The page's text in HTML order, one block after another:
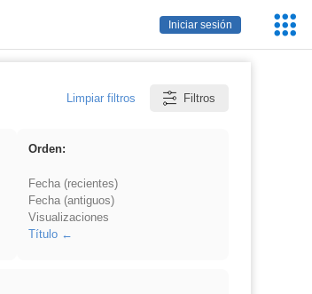
Iniciar sesión
Limpiar filtros Filtros
Orden:
Fecha (recientes)
Fecha (antiguos)
Visualizaciones
Título